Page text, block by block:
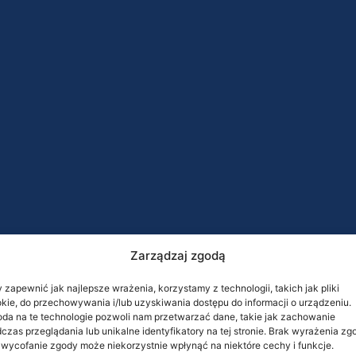
Zarządzaj zgodą
zapewnić jak najlepsze wrażenia, korzystamy z technologii, takich jak pliki
do przechowywania i/lub uzyskiwania dostępu do informacji o urządzeniu.
na te technologie pozwoli nam przetwarzać dane, takie jak zachowanie
przeglądania lub unikalne identyfikatory na tej stronie. Brak wyrażenia
wycofanie zgody może niekorzystnie wpłynąć na niektóre cechy i funkcje.